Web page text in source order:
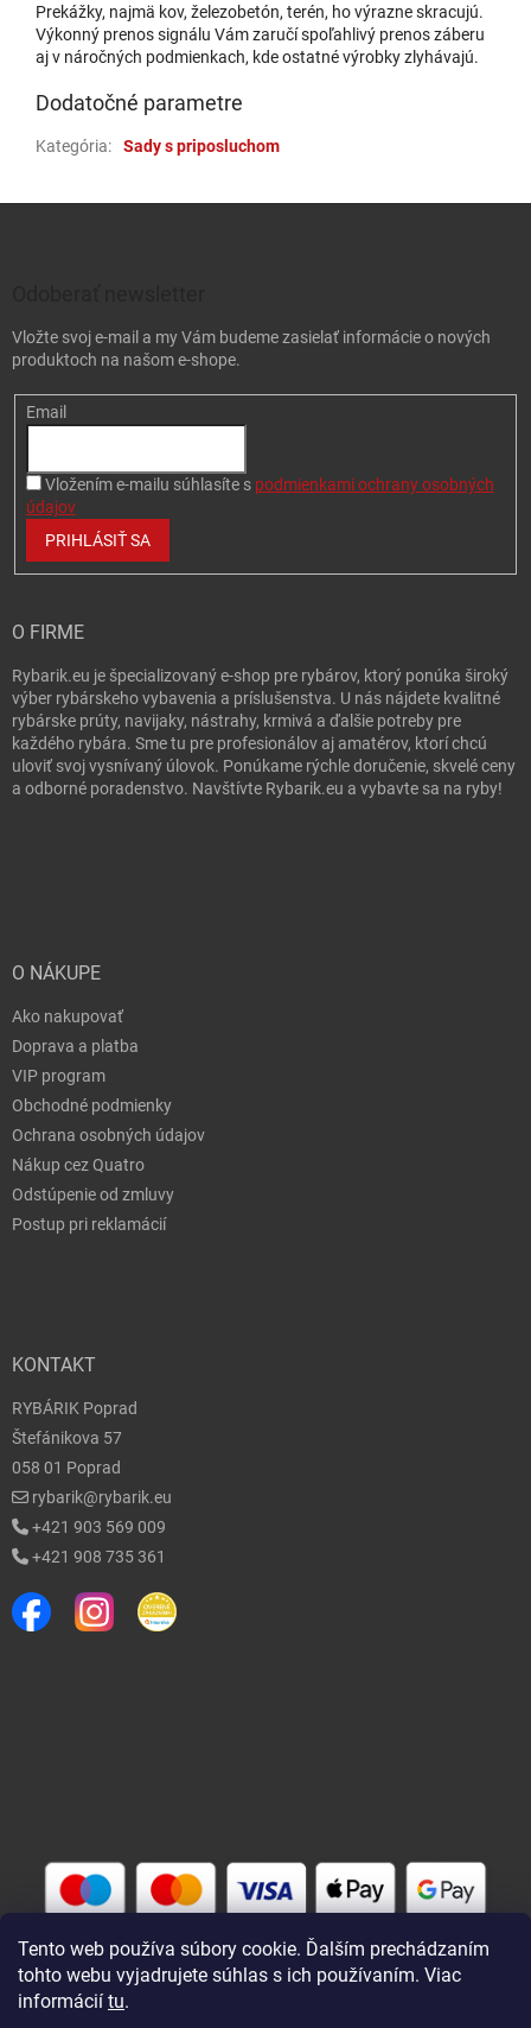
Tento web používa súbory cookie. Ďalším prechádzaním
tohto webu vyjadrujete súhlas s ich používaním. Viac
informácií tu.
Prekážky, najmä kov, železobetón, terén, ho výrazne skracujú.
Výkonný prenos signálu Vám zaručí spoľahlivý prenos záberu
aj v náročných podmienkach, kde ostatné výrobky zlyhávajú.
Dodatočné parametre
Kategória: Sady s priposluchom
Vložte svoj e-mail a my Vám budeme zasielať informácie o nových
produktoch na našom e-shope.
Email
Vložením e-mailu súhlasíte s podmienkami ochrany osobných
údajov
PRIHLÁSIŤ SA
O FIRME
Rybarik.eu je špecializovaný e-shop pre rybárov, ktorý ponúka široký
výber rybárskeho vybavenia a príslušenstva. U nás nájdete kvalitné
rybárske prúty, navijaky, nástrahy, krmivá a ďalšie potreby pre
každého rybára. Sme tu pre profesionálov aj amatérov, ktorí chcú
uloviť svoj vysnívaný úlovok. Ponúkame rýchle doručenie, skvelé ceny
a odborné poradenstvo. Navštívte Rybarik.eu a vybavte sa na ryby!
O NÁKUPE
Ako nakupovať
Doprava a platba
VIP program
Obchodné podmienky
Ochrana osobných údajov
Nákup cez Quatro
Odstúpenie od zmluvy
Postup pri reklamácií
KONTAKT
RYBÁRIK Poprad
Štefánikova 57
058 01 Poprad
rybarik@rybarik.eu
+421 903 569 009
+421 908 735 361